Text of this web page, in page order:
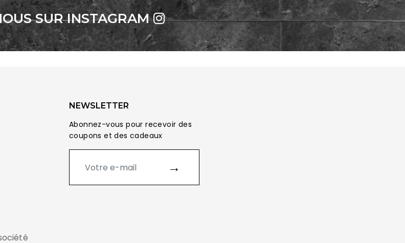
SUR INSTAGRAM
NEWSLETTER
Abonnez-vous pour recevoir des
coupons et des cadeaux
→